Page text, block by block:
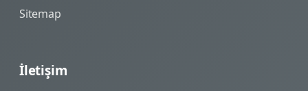
Sitemap
İletişim